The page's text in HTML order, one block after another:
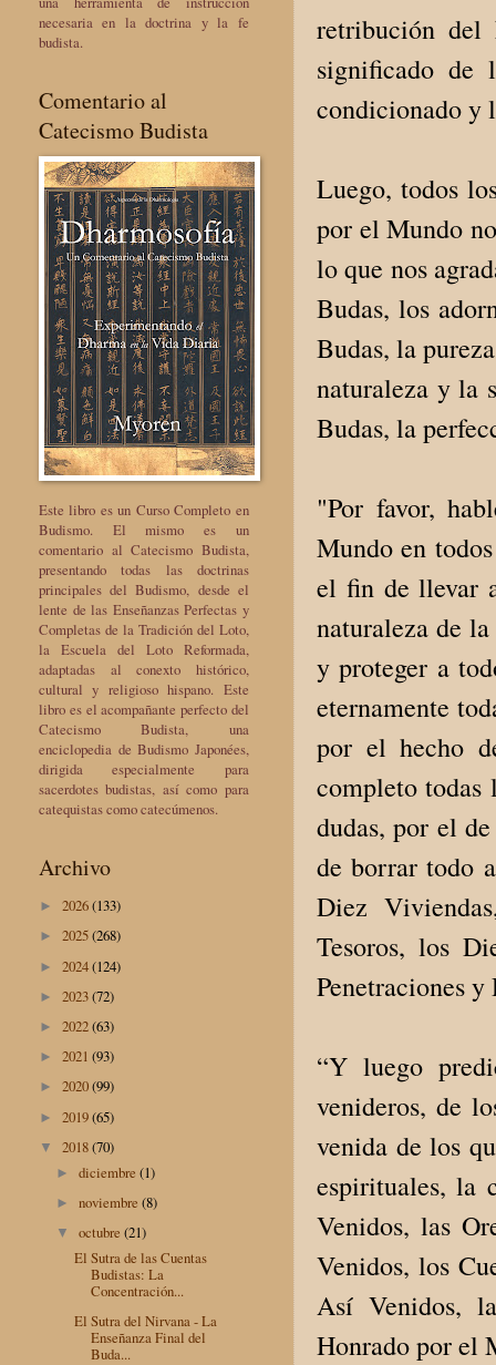
retribución del
significado de
condicionado y
Luego, todos
por el Mundo
lo que nos
Budas, los
Budas, la
naturaleza y la
Budas, la
"Por favor,
Mundo en
el fin de llevar
naturaleza de
y proteger a
eternamente
por el hecho
completo todas
dudas, por el
de borrar todo
Diez
Tesoros, los
Penetraciones
“Y luego
venideros, de
venida de los
espirituales, la
Venidos, las
Venidos, los
Así Venidos,
Honrado por el
necesaria en la doctrina y la fe
budista.
Comentario al
Catecismo Budista
Este libro es un Curso Completo en
Budismo. El mismo es un
comentario al Catecismo Budista,
presentando todas las doctrinas
principales del Budismo, desde el
lente de las Enseñanzas Perfectas y
Completas de la Tradición del Loto,
la Escuela del Loto Reformada,
adaptadas al conexto histórico,
cultural y religioso hispano. Este
libro es el acompañante perfecto del
Catecismo Budista, una
enciclopedia de Budismo Japonées,
dirigida especialmente para
sacerdotes budistas, así como para
catequistas como catecúmenos.
Archivo
► 2026(133)
► 2025(268)
► 2024(124)
► 2023(72)
► 2022(63)
► 2021 (93)
► 2020(99)
► 2019(65)
▼ 2018(70)
►diciembre(1)
►noviembre(8)
▼octubre(21)
El Sutra de las Cuentas
Budistas: La
Concentración...
El Sutra del Nirvana - La
Enseñanza Final del
Buda...